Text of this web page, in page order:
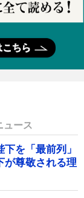
ュース
を「最前列」
尊敬される理